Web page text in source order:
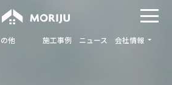
他 施工事例 ニュース 会社情報